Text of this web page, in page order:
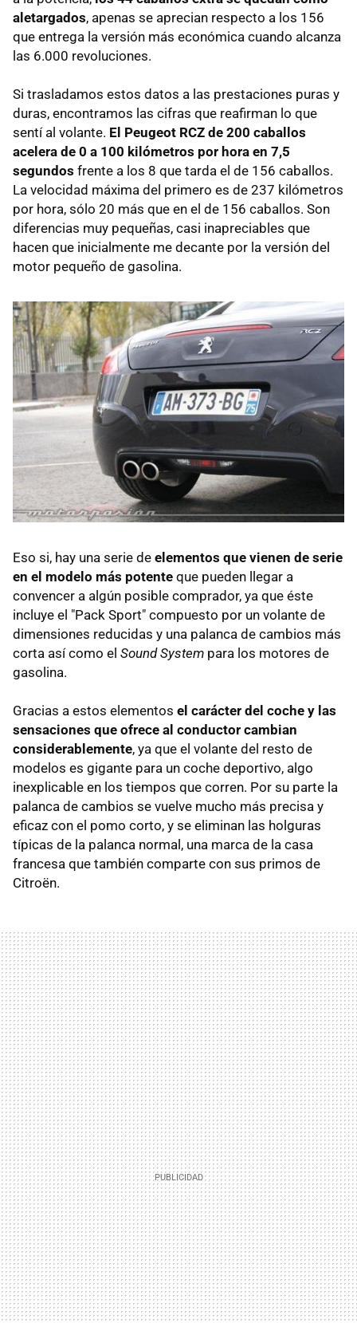
aletargados, apenas se aprecian respecto a los 156
que entrega la versión más económica cuando alcanza
las 6.000 revoluciones.
Si trasladamos estos datos a las prestaciones puras y
duras, encontramos las cifras que reafirman lo que
sentí al volante. El Peugeot RCZ de 200 caballos
acelera de 0 a 100 kilómetros por hora en 7,5
segundos frente a los 8 que tarda el de 156 caballos.
La velocidad máxima del primero es de 237 kilómetros
por hora, sólo 20 más que en el de 156 caballos. Son
diferencias muy pequeñas, casi inapreciables que
hacen que inicialmente me decante por la versión del
motor pequeño de gasolina.
Eso si, hay una serie de elementos que vienen de serie
en el modelo más potente que pueden llegar a
convencer a algún posible comprador, ya que éste
incluye el "Pack Sport" compuesto por un volante de
dimensiones reducidas y una palanca de cambios más
corta así como el Sound System para los motores de
gasolina.
Gracias a estos elementos el carácter del coche y las
sensaciones que ofrece al conductor cambian
considerablemente, ya que el volante del resto de
modelos es gigante para un coche deportivo, algo
inexplicable en los tiempos que corren. Por su parte la
palanca de cambios se vuelve mucho más precisa y
eficaz con el pomo corto, y se eliminan las holguras
típicas de la palanca normal, una marca de la casa
francesa que también comparte con sus primos de
Citroën.